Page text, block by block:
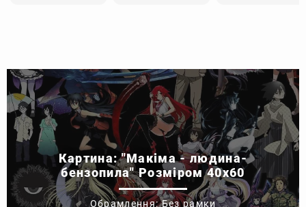
Картина: "Макіма - людина-
бензопила" Розміром 40x60
Обрамлення: Без рамки